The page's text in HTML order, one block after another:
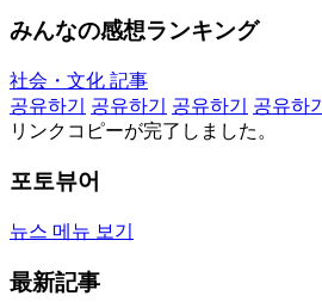
みんなの感想ランキング
社会・文化 記事
공유하기
공유하기 공유하기 공유하기
リンクコピーが完了しました。
포토뷰어
뉴스 메뉴 보기
最新記事